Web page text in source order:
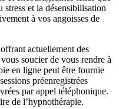
et la désensibilisation
à vos angoisses de
actuellement des
soucier de vous rendre à
en ligne peut être fournie
préenregistrées
par appel téléphonique.
de l’hypnothérapie.